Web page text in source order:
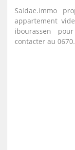
Saldae.immo
appartement
ibourassen
contacter au